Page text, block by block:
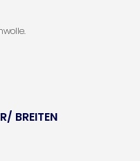
BREITEN